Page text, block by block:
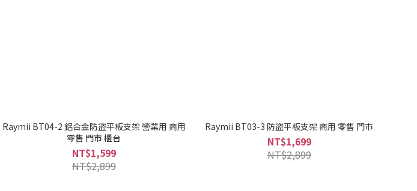
Raymii BT04-2 鋁合金防盜平板支架 營業用 商用
零售 門市 櫃台
NT$1,599
NT$2,899
Raymii BT03-3 防盜平板支架 商用 零售 門市
NT$1,699
NT$2,899